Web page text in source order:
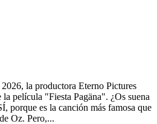
la productora Eterno Pictures
la película "Fiesta Pagäna". ¿Os suena
porque es la canción más famosa que
Oz. Pero,...